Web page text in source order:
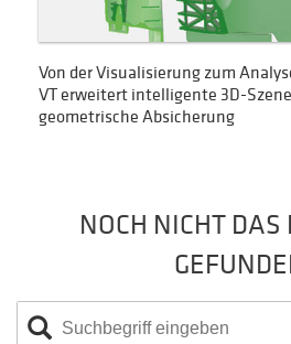
Von der Visualisierung zum
VT erweitert intelligente 3D-
geometrische Absicherung
NOCH NICHT DAS